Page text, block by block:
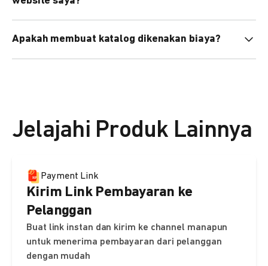
atau menyematkan QR code di website Anda.
Apakah membuat katalog dikenakan biaya?
Jelajahi Produk Lainnya
Payment Link
Kirim Link Pembayaran ke
Pelanggan
Buat link instan dan kirim ke channel manapun
untuk menerima pembayaran dari pelanggan
dengan mudah